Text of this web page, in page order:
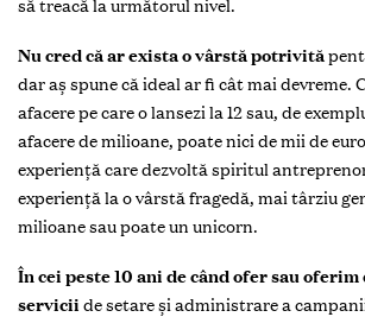
să treacă la următorul nivel.
Nu cred că ar exista o vârstă potrivită
dar aș spune că ideal ar fi cât mai devreme.
afacere pe care o lansezi la 12 sau, de
afacere de milioane, poate nici de mii de
experiență care dezvoltă spiritul
experiență la o vârstă fragedă, mai târziu
milioane sau poate un unicorn.
În cei peste 10 ani de când ofer sau oferim
servicii de setare și administrare a